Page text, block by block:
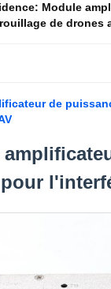
Module
de drones
de